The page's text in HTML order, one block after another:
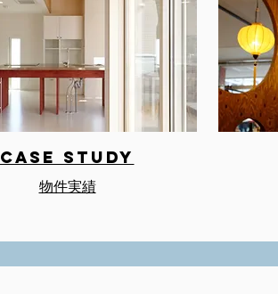
CASE STUDY
物件実績